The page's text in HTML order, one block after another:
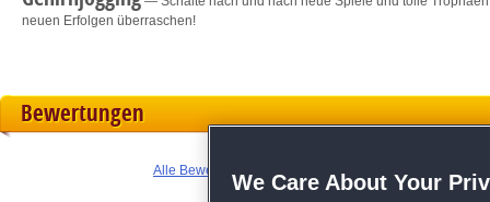
neuen Erfolgen überraschen!
Bewertungen
Alle Bewertungen anzeigenWe Care About Your